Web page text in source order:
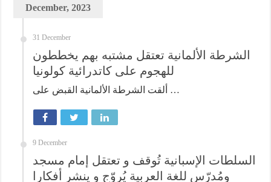
December, 2023
31 December
الشرطة الألمانية تعتقل مشتبه بهم يخططون
للهجوم على كاتدرائية كولونيا
ألقت الشرطة الألمانية القبض على …
9 December
السلطات الإسبانية تُوقف و تعتقل إمام مسجد
ومُدرّس للغة العربية يُروّج و ينشر أفكارا